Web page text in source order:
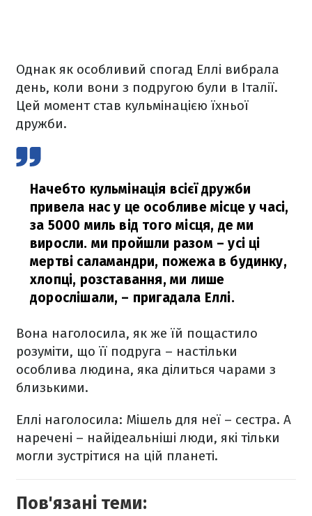
Однак як особливий спогад Еллі вибрала
день, коли вони з подругою були в Італії.
Цей момент став кульмінацією їхньої
дружби.
Начебто кульмінація всієї дружби
привела нас у це особливе місце у часі,
за 5000 миль від того місця, де ми
виросли. ми пройшли разом – усі ці
мертві саламандри, пожежа в будинку,
хлопці, розставання, ми лише
дорослішали, – пригадала Еллі.
Вона наголосила, як же їй пощастило
розуміти, що її подруга – настільки
особлива людина, яка ділиться чарами з
близькими.
Еллі наголосила: Мішель для неї – сестра. А
наречені – найідеальніші люди, які тільки
могли зустрітися на цій планеті.
Пов'язані теми: